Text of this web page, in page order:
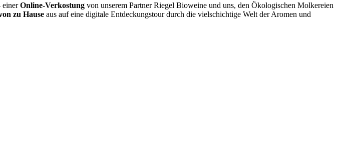
einerOnline-Verkostung von unserem Partner Riegel Bioweine und uns, den Ökologischen Molkereien
zu Hause aus auf eine digitale Entdeckungstour durch die vielschichtige Welt der Aromen und